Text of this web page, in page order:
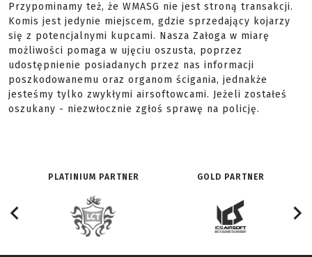
Przypominamy też, że WMASG nie jest stroną transakcji.
Komis jest jedynie miejscem, gdzie sprzedający kojarzy
się z potencjalnymi kupcami. Nasza Załoga w miarę
możliwości pomaga w ujęciu oszusta, poprzez
udostępnienie posiadanych przez nas informacji
poszkodowanemu oraz organom ścigania, jednakże
jesteśmy tylko zwykłymi airsoftowcami. Jeżeli zostałeś
oszukany - niezwłocznie zgłoś sprawę na policję.
PLATINIUM PARTNER GOLD PARTNER